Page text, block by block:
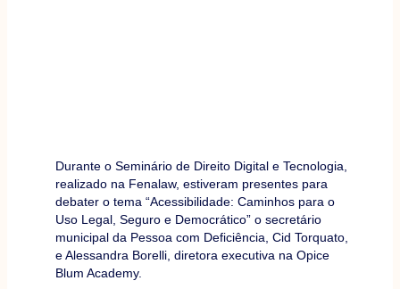
Durante o Seminário de Direito Digital e Tecnologia,
realizado na Fenalaw, estiveram presentes para
debater o tema “Acessibilidade: Caminhos para o
Uso Legal, Seguro e Democrático” o secretário
municipal da Pessoa com Deficiência, Cid Torquato,
e Alessandra Borelli, diretora executiva na Opice
Blum Academy.